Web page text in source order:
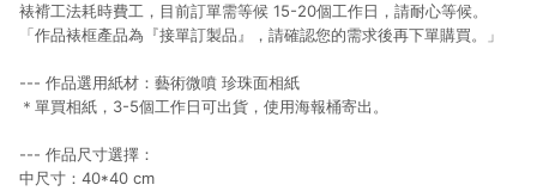
裱褙工法耗時費工，目前訂單需等候 15-20個工作日，請耐心等候。
「作品裱框產品為『接單訂製品』，請確認您的需求後再下單購買。」
--- 作品選用紙材：藝術微噴 珍珠面相紙
＊單買相紙，3-5個工作日可出貨，使用海報桶寄出。
--- 作品尺寸選擇：
中尺寸：40*40 cm